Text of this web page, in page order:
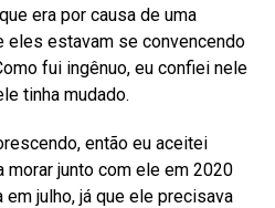
era por causa de uma
eles estavam se convencendo
fui ingênuo, eu confiei nele
tinha mudado.
então eu aceitei
morar junto com ele em 2020
julho, já que ele precisava